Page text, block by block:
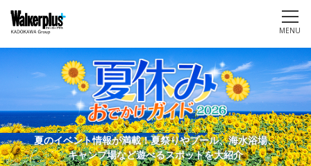
MENU
夏のイベント情報が満載！夏祭りやプール、海水浴場、
キャンプ場など遊べるスポットを大紹介